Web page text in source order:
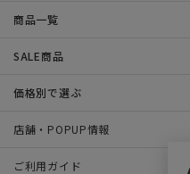
商品一覧
SALE商品
価格別で選ぶ
店舗・POPUP情報
ご利用ガイド